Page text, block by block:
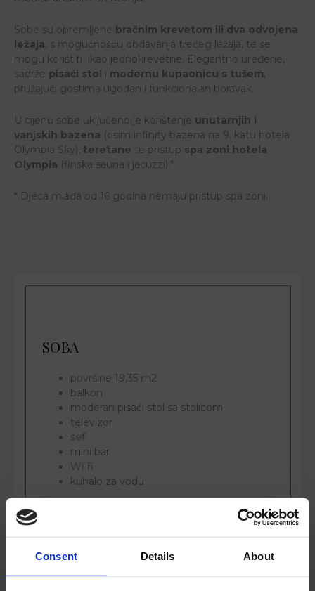
Consent Details About
Sobe su opremljene bračnim krevetom ili dva odvojena
ležaja, s mogućnošću dodavanja trećeg ležaja, te se
mogu koristiti i kao jednokrevetne. Elegantno uređene,
sadrže pisaći stol i modernu kupaonicu s tušem,
pružajući gostima ugodan i funkcionalan boravak.
U cijenu sobe uključeno je korištenje unutarnjih i
vanjskih bazena (osim infinity bazena na 9. katu hotela
Olympia Sky), teretane te pristup spa zoni hotela
Olympia (finska sauna i jacuzzi).*
* Djeca mlađa od 16 godina nemaju pristup spa zoni.
SOBA
površine 19,35 m2
balkon
moderan pisaći stol sa stolicom
televizor
sef
mini bar
Wi-fi
kuhalo za vodu